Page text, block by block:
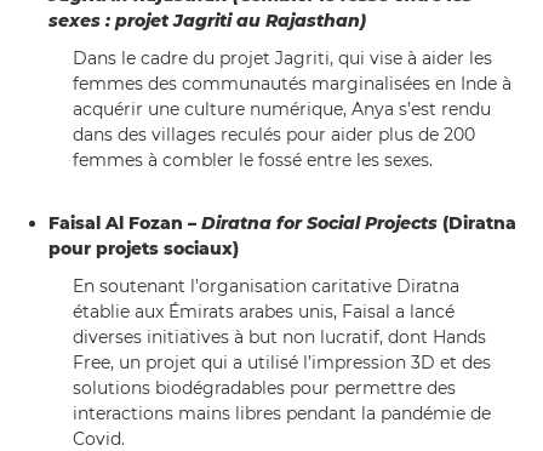
sexes : projet Jagriti au Rajasthan)
Dans le cadre du projet Jagriti, qui vise à aider les
femmes des communautés marginalisées en Inde à
acquérir une culture numérique, Anya s’est rendu
dans des villages reculés pour aider plus de 200
femmes à combler le fossé entre les sexes.
Faisal Al Fozan – Diratna for Social Projects (Diratna
pour projets sociaux)
En soutenant l’organisation caritative Diratna
établie aux Émirats arabes unis, Faisal a lancé
diverses initiatives à but non lucratif, dont Hands
Free, un projet qui a utilisé l’impression 3D et des
solutions biodégradables pour permettre des
interactions mains libres pendant la pandémie de
Covid.